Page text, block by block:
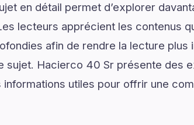
en détail permet d’explorer
lecteurs apprécient les contenus
afin de rendre la lecture
sujet. Hacierco 40 Sr présente des
informations utiles pour offrir une